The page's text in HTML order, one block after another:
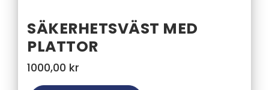
SÄKERHETSVÄST MED
PLATTOR
1000,00 kr